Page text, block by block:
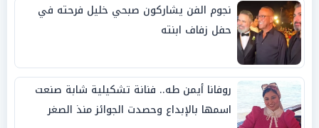
نجوم الفن يشاركون صبحي خليل فرحته في
حفل زفاف ابنته
روفانا أيمن طه.. فنانة تشكيلية شابة صنعت
اسمها بالإبداع وحصدت الجوائز منذ الصغر